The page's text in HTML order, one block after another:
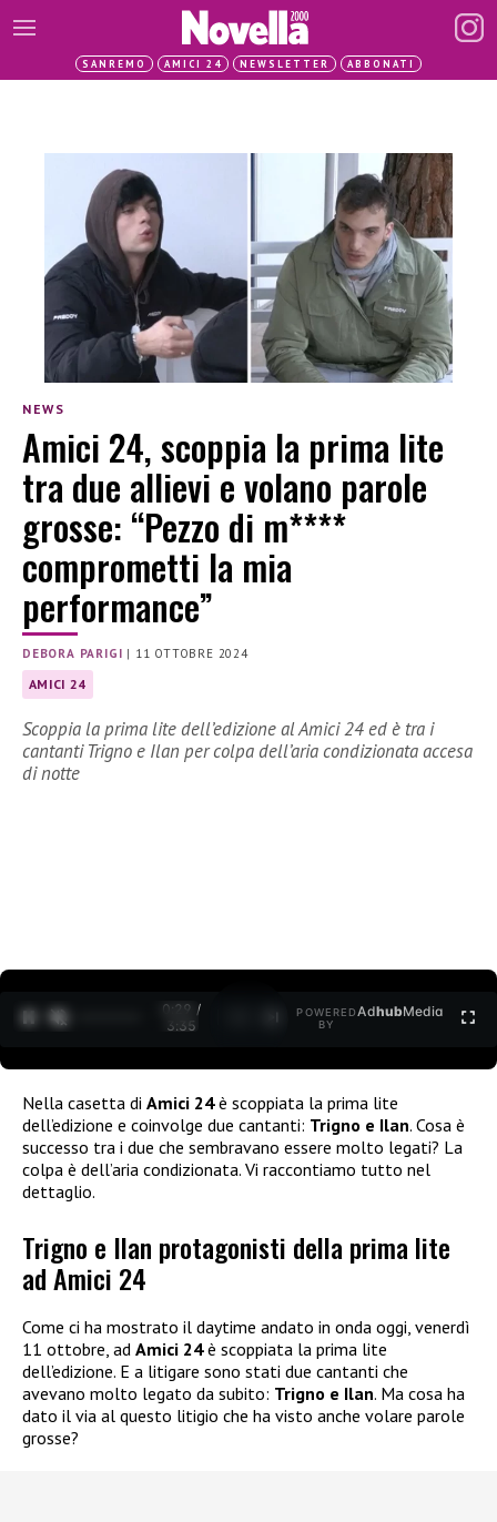
SANREMO AMICI 24 NEWSLETTER ABBONATI
NEWS
Amici 24, scoppia la prima lite
tra due allievi e volano parole
grosse: “Pezzo di m****
comprometti la mia
performance”
DEBORA PARIGI | 11 OTTOBRE 2024
AMICI 24
Scoppia la prima lite dell’edizione al Amici 24 ed è tra i
cantanti Trigno e Ilan per colpa dell’aria condizionata accesa
di notte
0:30 /
3:35
POWERED
BY
AdhubMedia
Nella casetta di Amici 24è scoppiata la prima lite
dell’edizione e coinvolge due cantanti: Trigno e Ilan. Cosa è
successo tra i due che sembravano essere molto legati? La
colpa è dell’aria condizionata. Vi raccontiamo tutto nel
dettaglio.
Trigno e Ilan protagonisti della prima lite
ad Amici 24
Come ci ha mostrato il daytime andato in onda oggi, venerdì
11 ottobre, ad Amici 24è scoppiata la prima lite
dell’edizione. E a litigare sono stati due cantanti che
avevano molto legato da subito: Trigno e Ilan. Ma cosa ha
dato il via al questo litigio che ha visto anche volare parole
grosse?